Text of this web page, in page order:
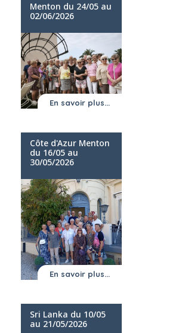
Menton du 24/05 au
02/06/2026
En savoir plus...
Côte d'Azur Menton
du 16/05 au
30/05/2026
En savoir plus...
Sri Lanka du 10/05
au 21/05/2026